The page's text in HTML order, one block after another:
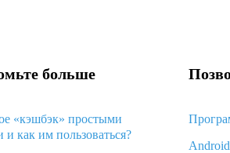
больше
«кэшбэк» простыми
и как им пользоваться?